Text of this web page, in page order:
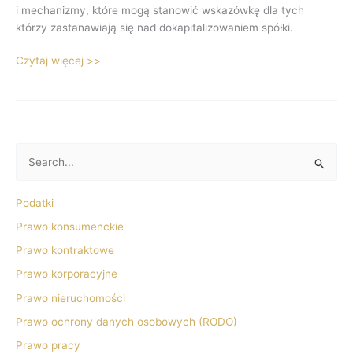
i mechanizmy, które mogą stanowić wskazówkę dla tych
którzy zastanawiają się nad dokapitalizowaniem spółki.
Czytaj więcej >>
u
k
a
j
d
Podatki
Prawo konsumenckie
Prawo kontraktowe
Prawo korporacyjne
Prawo nieruchomości
Prawo ochrony danych osobowych (RODO)
Prawo pracy